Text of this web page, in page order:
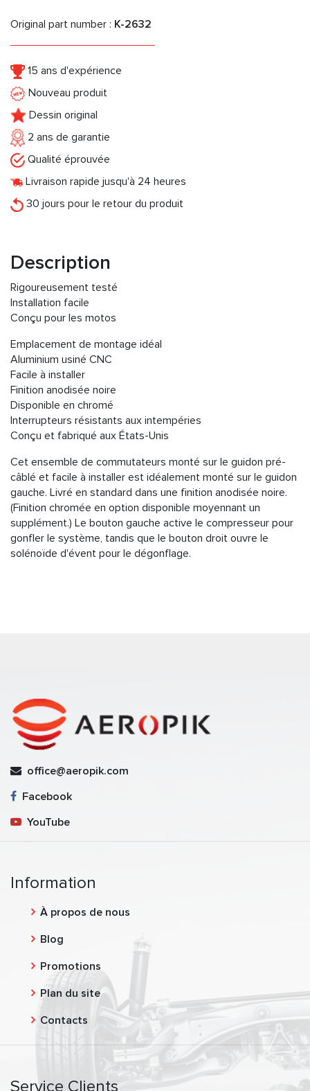
Original part number : K-2632
15 ans d'expérience
Nouveau produit
Dessin original
2 ans de garantie
Qualité éprouvée
Livraison rapide jusqu'à 24 heures
30 jours pour le retour du produit
Description
Rigoureusement testé
Installation facile
Conçu pour les motos
Emplacement de montage idéal
Aluminium usiné CNC
Facile à installer
Finition anodisée noire
Disponible en chromé
Interrupteurs résistants aux intempéries
Conçu et fabriqué aux États-Unis
Cet ensemble de commutateurs monté sur le guidon pré-
câblé et facile à installer est idéalement monté sur le guidon
gauche. Livré en standard dans une finition anodisée noire.
(Finition chromée en option disponible moyennant un
supplément.) Le bouton gauche active le compresseur pour
gonfler le système, tandis que le bouton droit ouvre le
solénoïde d'évent pour le dégonflage.
office@aeropik.com
Facebook
YouTube
Information
À propos de nous
Blog
Promotions
Plan du site
Contacts
Service Clients